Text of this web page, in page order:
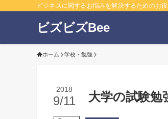
ビジネスに関するお悩みを解決するためのお
ビズビズBee
ホーム 学校・勉強
大学の試験
2018
9/11